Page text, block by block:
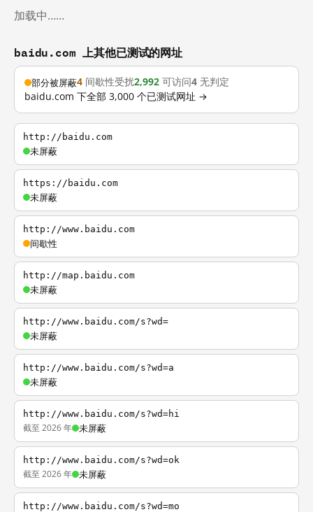
加载中……
baidu.com 上其他已测试的网址
部分被屏蔽4 间歇性受扰2,992 可访问4 无判定
baidu.com 下全部 3,000 个已测试网址 →
http://baidu.com
未屏蔽
https://baidu.com
未屏蔽
http://www.baidu.com
间歇性
http://map.baidu.com
未屏蔽
http://www.baidu.com/s?wd=
未屏蔽
http://www.baidu.com/s?wd=a
未屏蔽
http://www.baidu.com/s?wd=hi
截至 2026 年 未屏蔽
http://www.baidu.com/s?wd=ok
截至 2026 年 未屏蔽
http://www.baidu.com/s?wd=mo